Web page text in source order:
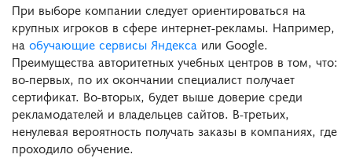
При выборе компании следует ориентироваться на
крупных игроков в сфере интернет-рекламы. Например,
на обучающие сервисы Яндекса или Google.
Преимущества авторитетных учебных центров в том, что:
во-первых, по их окончании специалист получает
сертификат. Во-вторых, будет выше доверие среди
рекламодателей и владельцев сайтов. В-третьих,
ненулевая вероятность получать заказы в компаниях, где
проходило обучение.